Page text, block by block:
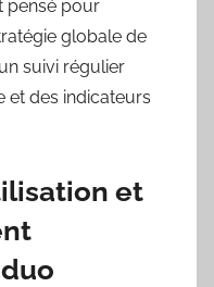
pensé pour
globale de
suivi régulier
et des indicateurs
et